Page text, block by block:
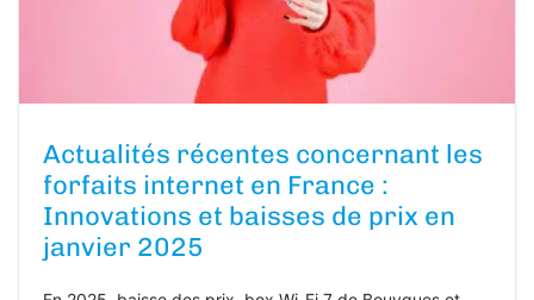
Actualités récentes concernant les
forfaits internet en France :
Innovations et baisses de prix en
janvier 2025